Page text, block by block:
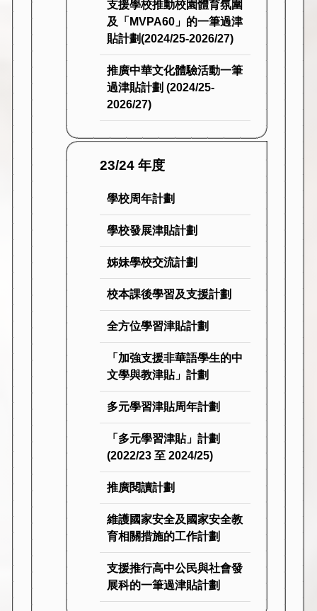
支援學校推動校園體育氛圍
及「MVPA60」的一筆過津
貼計劃(2024/25-2026/27)
推廣中華文化體驗活動一筆
過津貼計劃 (2024/25-
2026/27)
23/24 年度
學校周年計劃
學校發展津貼計劃
姊妹學校交流計劃
校本課後學習及支援計劃
全方位學習津貼計劃
「加強支援非華語學生的中
文學與教津貼」計劃
多元學習津貼周年計劃
「多元學習津貼」計劃
(2022/23 至 2024/25)
推廣閱讀計劃
維護國家安全及國家安全教
育相關措施的工作計劃
支援推行高中公民與社會發
展科的一筆過津貼計劃